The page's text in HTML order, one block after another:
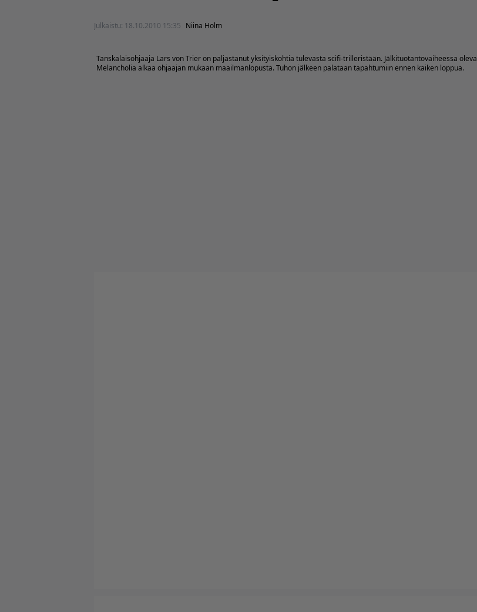
Julkaistu: 18.10.2010 15:35 Niina Holm
Tanskalaisohjaaja Lars von Trier on paljastanut yksityiskohtia tulevasta scifi-trilleristään. Jälkituotantovaiheessa oleva
Melancholia alkaa ohjaajan mukaan maailmanlopusta. Tuhon jälkeen palataan tapahtumiin ennen kaiken loppua.